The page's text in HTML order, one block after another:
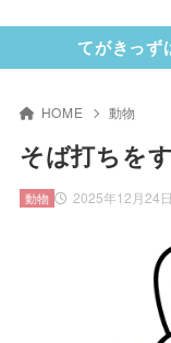
てがきっず
HOME 動物
そば打ちを
2025年12月24日
動物